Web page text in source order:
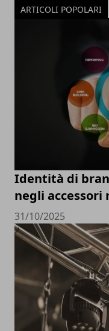
ARTICOLI POPOLARI
Identità di
negli accessori
31/10/2025